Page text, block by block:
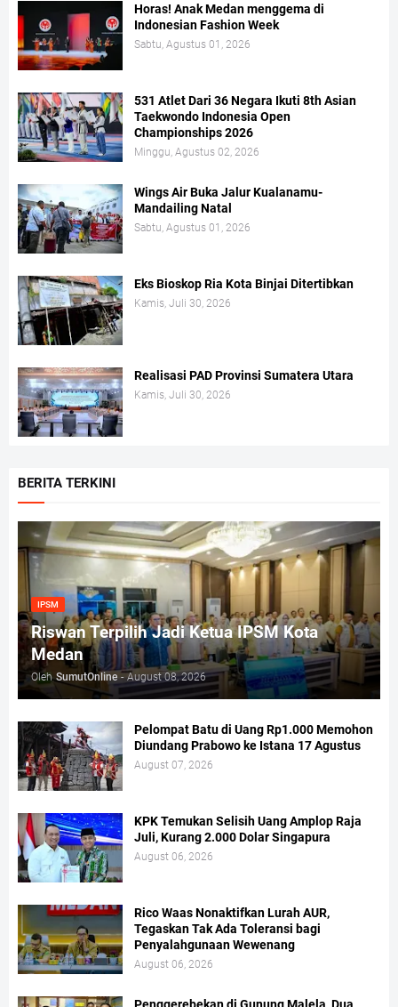
Horas! Anak Medan menggema di
Indonesian Fashion Week
Sabtu, Agustus 01, 2026
531 Atlet Dari 36 Negara Ikuti 8th Asian
Taekwondo Indonesia Open
Championships 2026
Minggu, Agustus 02, 2026
Wings Air Buka Jalur Kualanamu-
Mandailing Natal
Sabtu, Agustus 01, 2026
Eks Bioskop Ria Kota Binjai Ditertibkan
Kamis, Juli 30, 2026
Realisasi PAD Provinsi Sumatera Utara
Kamis, Juli 30, 2026
BERITA TERKINI
IPSM
Riswan Terpilih Jadi Ketua IPSM Kota
Medan
Oleh SumutOnline - August 08, 2026
Pelompat Batu di Uang Rp1.000 Memohon
Diundang Prabowo ke Istana 17 Agustus
August 07, 2026
KPK Temukan Selisih Uang Amplop Raja
Juli, Kurang 2.000 Dolar Singapura
August 06, 2026
Rico Waas Nonaktifkan Lurah AUR,
Tegaskan Tak Ada Toleransi bagi
Penyalahgunaan Wewenang
August 06, 2026
Penggerebekan di Gunung Malela, Dua